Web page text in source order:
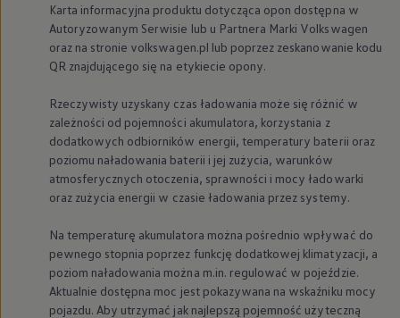
Lifestyle
Eksploatacja
Samochody hybrydowe
SUV-y
Elektromobilność
Rozwój
Technologia
Nowy samochód krok po kroku – poradnik
Samochody ekonomiczne i ekologiczne
Technologie i bezpieczeństwo
Odwiedź Volkswagen Home
Warto wybrać Volkswagena
Infolinia Volkswagen
Umów się na Serwis
Newsletter ID.
Społeczność Volkswagena
Znajdź Dealera
Zapisz się na jazdę próbną
Karta informacyjna produktu dotycząca opon dostępna w
Autoryzowanym Serwisie lub u Partnera Marki Volkswagen
oraz na stronie volkswagen.pl lub poprzez zeskanowanie kodu
QR znajdującego się na etykiecie opony.
Rzeczywisty uzyskany czas ładowania może się różnić w
zależności od pojemności akumulatora, korzystania z
dodatkowych odbiorników energii, temperatury baterii oraz
poziomu naładowania baterii i jej zużycia, warunków
atmosferycznych otoczenia, sprawności i mocy ładowarki
oraz zużycia energii w czasie ładowania przez systemy.
Na temperaturę akumulatora można pośrednio wpływać do
pewnego stopnia poprzez funkcję dodatkowej klimatyzacji, a
poziom naładowania można m.in. regulować w pojeździe.
Aktualnie dostępna moc jest pokazywana na wskaźniku mocy
pojazdu. Aby utrzymać jak najlepszą pojemność użyteczną